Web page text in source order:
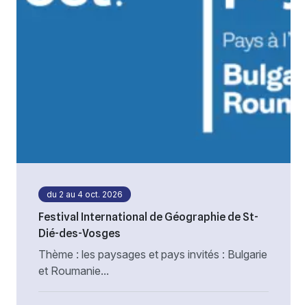
du 2 au 4 oct. 2026
Festival International de Géographie de St-
Dié-des-Vosges
Thème : les paysages et pays invités : Bulgarie
et Roumanie...